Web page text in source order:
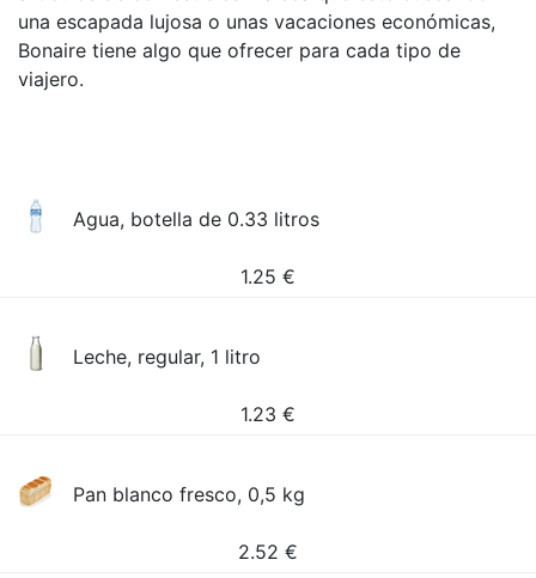
una escapada lujosa o unas vacaciones económicas,
Bonaire tiene algo que ofrecer para cada tipo de
viajero.
Agua, botella de 0.33 litros
1.25 €
Leche, regular, 1 litro
1.23 €
Pan blanco fresco, 0,5 kg
2.52 €